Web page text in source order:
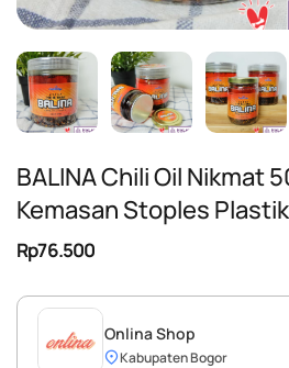
BALINA Chili Oil Nikmat
Kemasan Stoples Plastik
Rp76.500
Onlina Shop
Kabupaten Bogor